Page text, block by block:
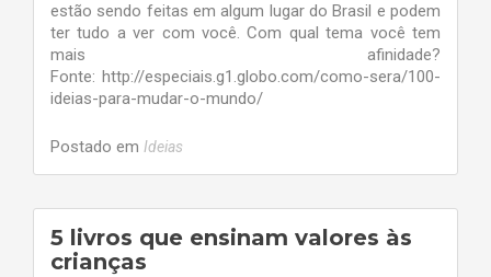
estão sendo feitas em algum lugar do Brasil e podem
ter tudo a ver com você. Com qual tema você tem
mais afinidade?
Fonte: http://especiais.g1.globo.com/como-sera/100-
ideias-para-mudar-o-mundo/
Postado em Ideias
5 livros que ensinam valores às
crianças